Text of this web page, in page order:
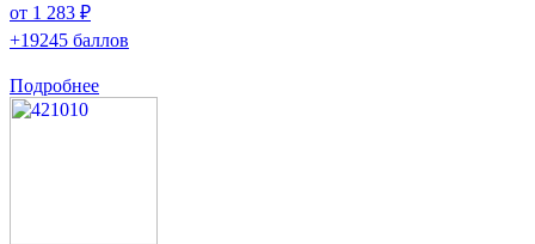
от 1 283 ₽
+19245 баллов
Подробнее